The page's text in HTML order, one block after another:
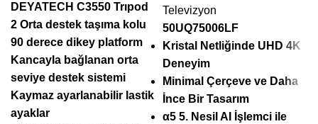
DEYATECH C3550 Trıpod
2 Orta destek taşıma kolu
90 derece dikey platform
Kancayla bağlanan orta
seviye destek sistemi
Kaymaz ayarlanabilir lastik
ayaklar
Televizyon
50UQ75006LF
Kristal Netliğinde UHD 4K
Deneyim
Minimal Çerçeve ve Daha
İnce Bir Tasarım
α5 5. Nesil AI İşlemci ile